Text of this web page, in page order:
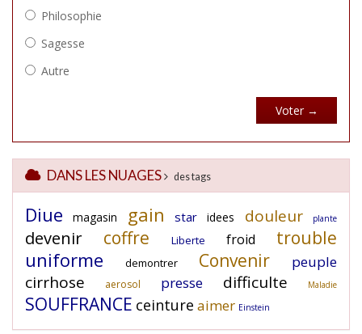
DANS LES NUAGES des tags
Diue magasin gain star idees douleur plante
devenir coffre Liberte froid trouble
uniforme demontrer Convenir peuple
cirrhose aerosol presse difficulte Maladie
SOUFFRANCE ceinture aimer Einstein